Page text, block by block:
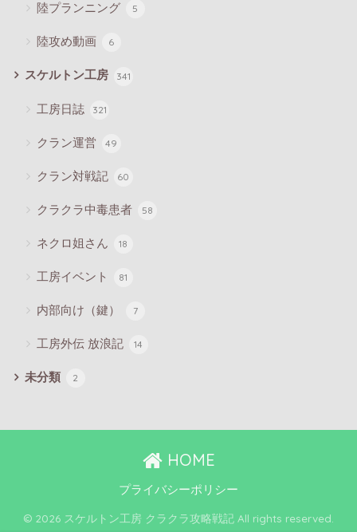
陸プランニング 5
陸攻め動画 6
スケルトン工房 341
工房日誌 321
クラン運営 49
クラン対戦記 60
クラクラ中毒患者 58
ネクロ姐さん 18
工房イベント 81
内部向け（鍵） 7
工房外伝 放浪記 14
未分類 2
HOME
プライバシーポリシー
© 2026 スケルトン工房 クラクラ攻略戦記 All rights reserved.